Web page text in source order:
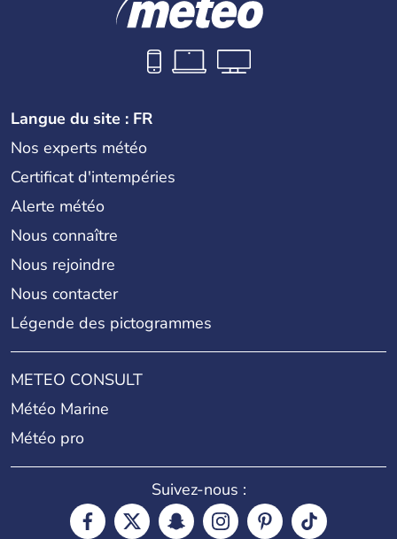
Langue du site : FR
Nos experts météo
Certificat d'intempéries
Alerte météo
Nous connaître
Nous rejoindre
Nous contacter
Légende des pictogrammes
METEO CONSULT
Météo Marine
Météo pro
Suivez-nous :